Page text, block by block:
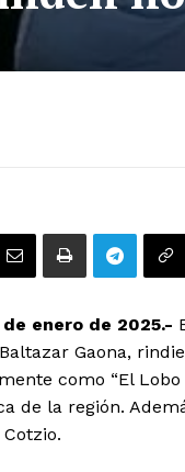
enero de 2025.-
Gaona,
como “El
la región.